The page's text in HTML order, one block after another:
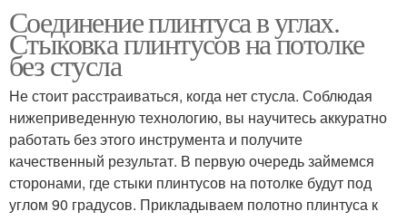
Соединение плинтуса в углах.
Стыковка плинтусов на потолке
без стусла
Не стоит расстраиваться, когда нет стусла. Соблюдая
нижеприведенную технологию, вы научитесь аккуратно
работать без этого инструмента и получите
качественный результат. В первую очередь займемся
сторонами, где стыки плинтусов на потолке будут под
углом 90 градусов. Прикладываем полотно плинтуса к